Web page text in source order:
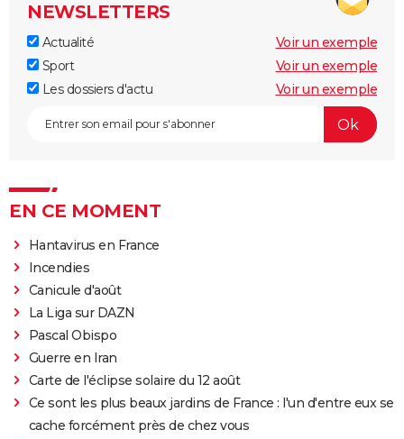
NEWSLETTERS
Actualité
Voir un exemple
Sport
Voir un exemple
Les dossiers d'actu
Voir un exemple
EN CE MOMENT
Hantavirus en France
Incendies
Canicule d'août
La Liga sur DAZN
Pascal Obispo
Guerre en Iran
Carte de l'éclipse solaire du 12 août
Ce sont les plus beaux jardins de France : l'un d'entre eux se
cache forcément près de chez vous